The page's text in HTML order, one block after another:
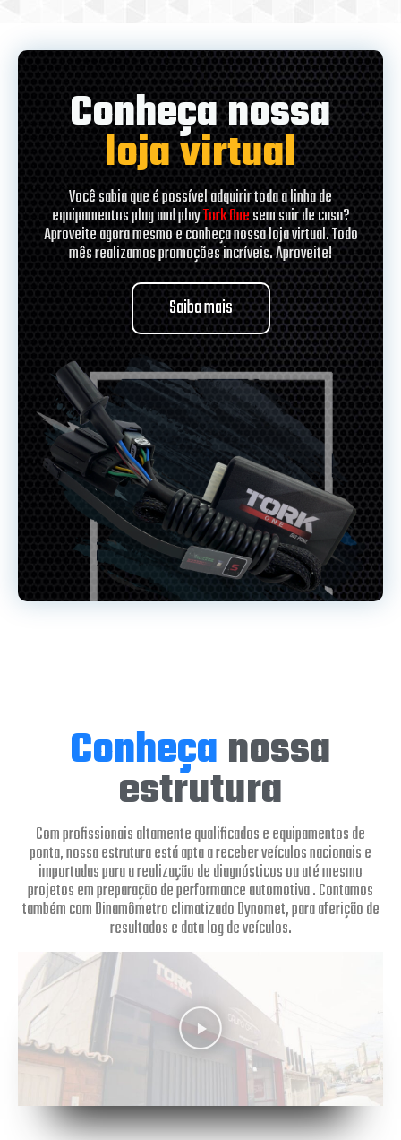
Conheça nossa
loja virtual
Você sabia que é possível adquirir toda a linha de
equipamentos plug and playTork Onesem sair de casa?
Aproveite agora mesmo e conheça nossa loja virtual. Todo
mês realizamos promoções incríveis. Aproveite!
Saiba mais
Conheçanossa
estrutura
Com profissionais altamente qualificados e equipamentos de
ponta, nossa estrutura está apta a receber veículos nacionais e
importadas para a realização de diagnósticos ou até mesmo
projetos em preparação de performance automotiva . Contamos
também com Dinamômetro climatizado Dynomet, para aferição de
resultados e data log de veículos.